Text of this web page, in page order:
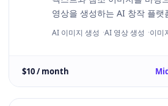
영상을 생성하는 AI 창작 플랫
AI 이미지 생성 AI 영상 생성 이미
$10 / month